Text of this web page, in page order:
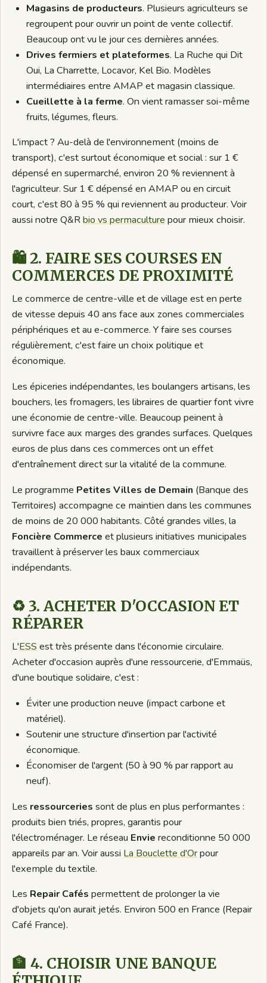
Magasins de producteurs. Plusieurs agriculteurs se
regroupent pour ouvrir un point de vente collectif.
Beaucoup ont vu le jour ces dernières années.
Drives fermiers et plateformes. La Ruche qui Dit
Oui, La Charrette, Locavor, Kel Bio. Modèles
intermédiaires entre AMAP et magasin classique.
Cueillette à la ferme. On vient ramasser soi-même
fruits, légumes, fleurs.
L'impact ? Au-delà de l'environnement (moins de
transport), c'est surtout économique et social : sur 1 €
dépensé en supermarché, environ 20 % reviennent à
l'agriculteur. Sur 1 € dépensé en AMAP ou en circuit
court, c'est 80 à 95 % qui reviennent au producteur. Voir
aussi notre Q&Rbio vs permaculture pour mieux choisir.
🛍️ 2. FAIRE SES COURSES EN
COMMERCES DE PROXIMITÉ
Le commerce de centre-ville et de village est en perte
de vitesse depuis 40 ans face aux zones commerciales
périphériques et au e-commerce. Y faire ses courses
régulièrement, c'est faire un choix politique et
économique.
Les épiceries indépendantes, les boulangers artisans, les
bouchers, les fromagers, les libraires de quartier font vivre
une économie de centre-ville. Beaucoup peinent à
survivre face aux marges des grandes surfaces. Quelques
euros de plus dans ces commerces ont un effet
d'entraînement direct sur la vitalité de la commune.
Le programme Petites Villes de Demain (Banque des
Territoires) accompagne ce maintien dans les communes
de moins de 20 000 habitants. Côté grandes villes, la
Foncière Commerce et plusieurs initiatives municipales
travaillent à préserver les baux commerciaux
indépendants.
♻️ 3. ACHETER D'OCCASION ET
RÉPARER
L'ESS est très présente dans l'économie circulaire.
Acheter d'occasion auprès d'une ressourcerie, d'Emmaüs,
d'une boutique solidaire, c'est :
Éviter une production neuve (impact carbone et
matériel).
Soutenir une structure d'insertion par l'activité
économique.
Économiser de l'argent (50 à 90 % par rapport au
neuf).
Les ressourceries sont de plus en plus performantes :
produits bien triés, propres, garantis pour
l'électroménager. Le réseau Envie reconditionne 50 000
appareils par an. Voir aussi La Bouclette d'Orpour
l'exemple du textile.
Les Repair Cafés permettent de prolonger la vie
d'objets qu'on aurait jetés. Environ 500 en France (Repair
Café France).
🏦 4. CHOISIR UNE BANQUE